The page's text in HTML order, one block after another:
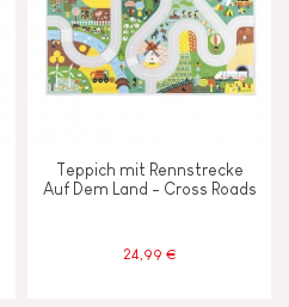
Teppich mit Rennstrecke
Auf Dem Land - Cross Roads
24,99 €